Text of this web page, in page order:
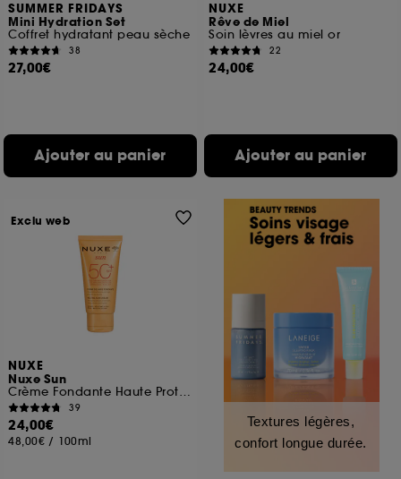
SUMMER FRIDAYS
Mini Hydration Set
Coffret hydratant peau sèche
38
27,00€
Ajouter au panier
NUXE
Rêve de Miel
Soin lèvres au miel or
22
24,00€
Ajouter au panier
NUXE
Nuxe Sun
Crème Fondante Haute Protection SPF50
39
24,00€
48,00€ / 100ml
Exclu web
Textures légères,
confort longue durée.